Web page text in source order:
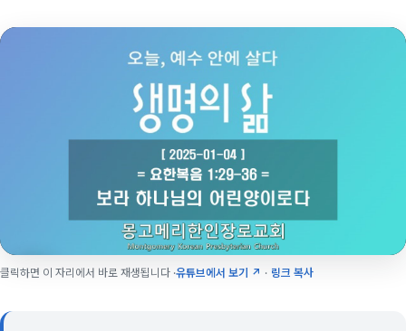
클릭하면 이 자리에서 바로 재생됩니다 ·유튜브에서 보기 ↗ · 링크 복사